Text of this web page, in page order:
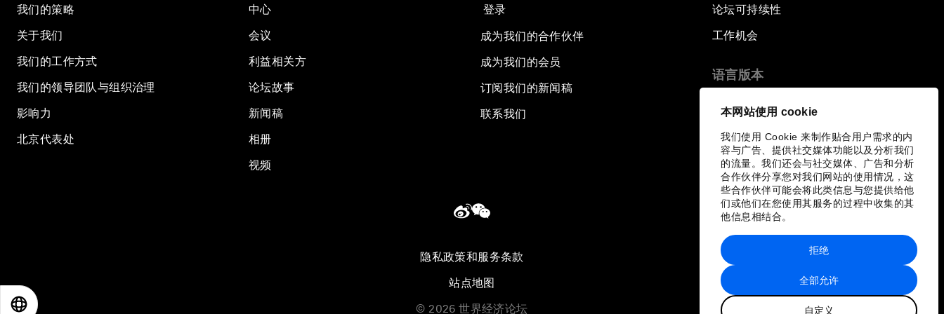
本网站使用 cookie
我们使用 Cookie 来制作贴合用户需求的内
容与广告、提供社交媒体功能以及分析我们
的流量。我们还会与社交媒体、广告和分析
合作伙伴分享您对我们网站的使用情况，这
些合作伙伴可能会将此类信息与您提供给他
们或他们在您使用其服务的过程中收集的其
他信息相结合。
全部允许
自定义
拒绝
我们的策略
关于我们
我们的工作方式
我们的领导团队与组织治理
影响力
北京代表处
中心
会议
利益相关方
论坛故事
新闻稿
相册
视频
登录
成为我们的合作伙伴
成为我们的会员
订阅我们的新闻稿
联系我们
论坛可持续性
工作机会
语言版本
隐私政策和服务条款
站点地图
© 2026 世界经济论坛